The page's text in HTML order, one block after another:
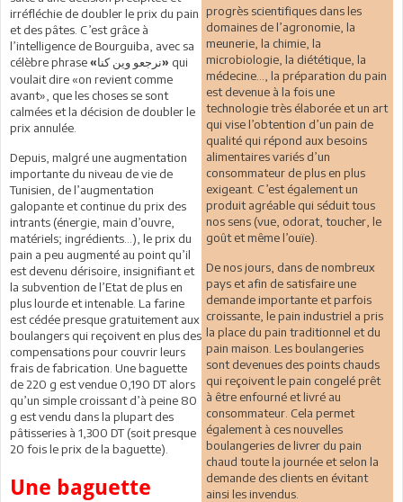
progrès scientifiques dans les
domaines de l’agronomie, la
meunerie, la chimie, la
microbiologie, la diététique, la
médecine…, la préparation du pain
est devenue à la fois une
technologie très élaborée et un art
qui vise l’obtention d’un pain de
qualité qui répond aux besoins
alimentaires variés d’un
consommateur de plus en plus
exigeant. C’est également un
produit agréable qui séduit tous
nos sens (vue, odorat, toucher, le
goût et même l’ouïe).
De nos jours, dans de nombreux
pays et afin de satisfaire une
demande importante et parfois
croissante, le pain industriel a pris
la place du pain traditionnel et du
pain maison. Les boulangeries
sont devenues des points chauds
qui reçoivent le pain congelé prêt
à être enfourné et livré au
consommateur. Cela permet
également à ces nouvelles
boulangeries de livrer du pain
chaud toute la journée et selon la
demande des clients en évitant
ainsi les invendus.
irréfléchie de doubler le prix du pain
et des pâtes. C’est grâce à
l’intelligence de Bourguiba, avec sa
célèbre phrase
«نرجعو وين كنا» qui
voulait dire «on revient comme
avant», que les choses se sont
calmées et la décision de doubler le
prix annulée.
Depuis, malgré une augmentation
importante du niveau de vie de
Tunisien, de l’augmentation
galopante et continue du prix des
intrants (énergie, main d’ouvre,
matériels; ingrédients…), le prix du
pain a peu augmenté au point qu’il
est devenu dérisoire, insignifiant et
la subvention de l’Etat de plus en
plus lourde et intenable. La farine
est cédée presque gratuitement aux
boulangers qui reçoivent en plus des
compensations pour couvrir leurs
frais de fabrication. Une baguette
de 220 g est vendue 0,190 DT alors
qu’un simple croissant d’à peine 80
g est vendu dans la plupart des
pâtisseries à 1,300 DT (soit presque
20 fois le prix de la baguette).
Une baguette